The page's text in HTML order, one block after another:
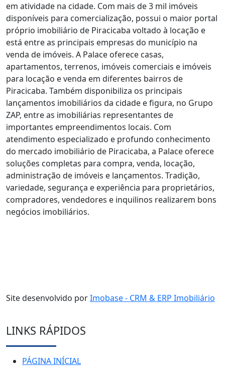
em atividade na cidade. Com mais de 3 mil imóveis
disponíveis para comercialização, possui o maior portal
próprio imobiliário de Piracicaba voltado à locação e
está entre as principais empresas do município na
venda de imóveis. A Palace oferece casas,
apartamentos, terrenos, imóveis comerciais e imóveis
para locação e venda em diferentes bairros de
Piracicaba. Também disponibiliza os principais
lançamentos imobiliários da cidade e figura, no Grupo
ZAP, entre as imobiliárias representantes de
importantes empreendimentos locais. Com
atendimento especializado e profundo conhecimento
do mercado imobiliário de Piracicaba, a Palace oferece
soluções completas para compra, venda, locação,
administração de imóveis e lançamentos. Tradição,
variedade, segurança e experiência para proprietários,
compradores, vendedores e inquilinos realizarem bons
negócios imobiliários.
Site desenvolvido porImobase - CRM & ERP Imobiliário
LINKS RÁPIDOS
PÁGINA INÍCIAL